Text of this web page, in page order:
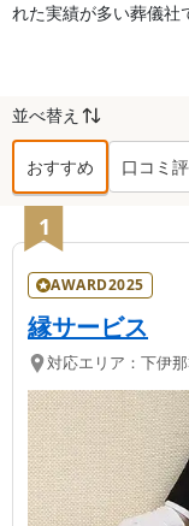
れた実績が多い葬儀社
並べ替え
おすすめ 口コミ
下伊那郡阿智
1
AWARD2025
縁サービス
対応エリア： 下伊